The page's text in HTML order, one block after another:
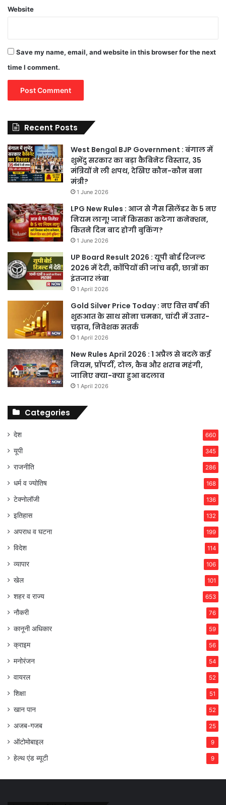
Website
Save my name, email, and website in this browser for the next
time I comment.
Recent Posts
West Bengal BJP Government : बंगाल में
शुभेंदु सरकार का बड़ा कैबिनेट विस्तार, 35
मंत्रियों ने ली शपथ, देखिए कौन-कौन बना
मंत्री?
1 June 2026
LPG New Rules : आज से गैस सिलेंडर के 5 नए
नियम लागू! जानें किसका कटेगा कनेक्शन,
कितने दिन बाद होगी बुकिंग?
1 June 2026
UP Board Result 2026 : यूपी बोर्ड रिजल्ट
2026 में देरी, कॉपियों की जांच बढ़ी, छात्रों का
इंतजार लंबा
1 April 2026
Gold Silver Price Today : नए वित्त वर्ष की
शुरुआत के साथ सोना चमका, चांदी में उतार-
चढ़ाव, निवेशक सतर्क
1 April 2026
New Rules April 2026 : 1 अप्रैल से बदले कई
नियम, प्रॉपर्टी, टोल, कैब और शराब महंगी,
जानिए क्या-क्या हुआ बदलाव
1 April 2026
Categories
देश 660
यूपी 345
राजनीति 286
धर्म व ज्योतिष 168
टेक्नोलॉजी 136
इतिहास 132
अपराध व घटना 199
विदेश 114
व्यापार 106
खेल 101
शहर व राज्य 653
नौकरी 76
कानूनी अधिकार 59
क्राइम 56
मनोरंजन 54
वायरल 52
शिक्षा 51
खान पान 52
अजब-गजब 25
ऑटोमोबाइल 9
हेल्थ एंड ब्यूटी 9